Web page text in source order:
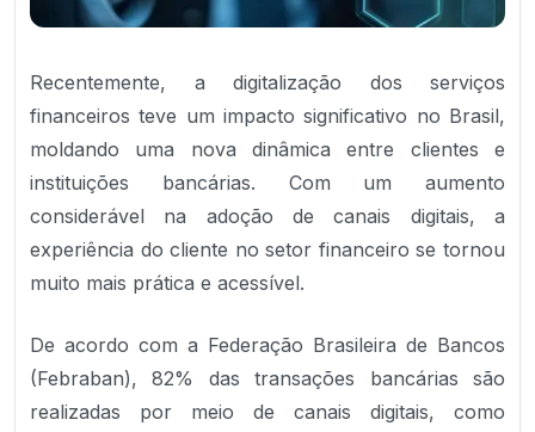
Recentemente, a digitalização dos serviços
financeiros teve um impacto significativo no Brasil,
moldando uma nova dinâmica entre clientes e
instituições bancárias. Com um aumento
considerável na adoção de canais digitais, a
experiência do cliente no setor financeiro se tornou
muito mais prática e acessível.
De acordo com a Federação Brasileira de Bancos
(Febraban), 82% das transações bancárias são
realizadas por meio de canais digitais, como